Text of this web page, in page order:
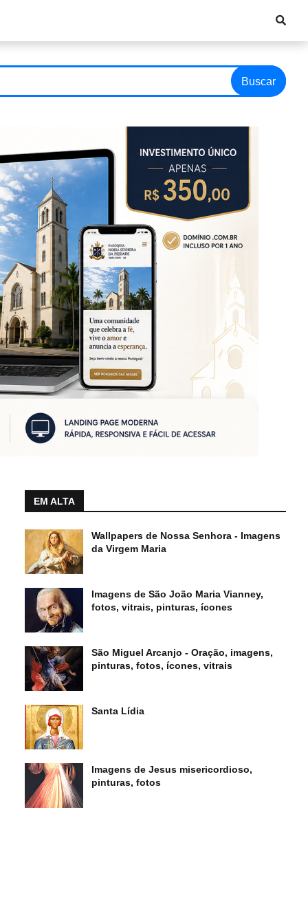
Buscar
EM ALTA
Wallpapers de Nossa Senhora - Imagens
da Virgem Maria
Imagens de São João Maria Vianney,
fotos, vitrais, pinturas, ícones
São Miguel Arcanjo - Oração, imagens,
pinturas, fotos, ícones, vitrais
Santa Lídia
Imagens de Jesus misericordioso,
pinturas, fotos